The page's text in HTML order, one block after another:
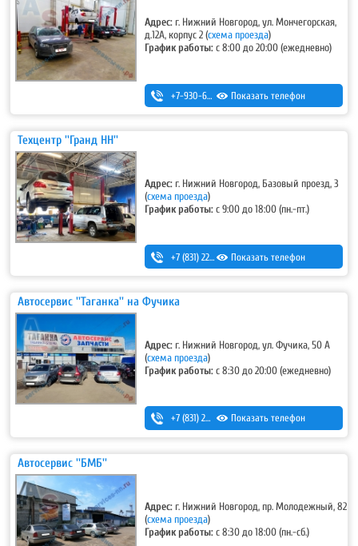
Адрес: г. Нижний Новгород, ул. Мончегорская,
д.12А, корпус 2(схема проезда)
График работы:с 8:00 до 20:00 (ежедневно)
+7-930-666-14-30 Показать телефон
Техцентр ''Гранд НН''
Адрес: г. Нижний Новгород, Базовый проезд, 3
(схема проезда)
График работы:с 9:00 до 18:00 (пн.-пт.)
+7 (831) 220-44-54 ,+7 (831) 220-44-55
Показать телефон
Автосервис ''Таганка'' на Фучика
Адрес: г. Нижний Новгород, ул. Фучика, 50 А
(схема проезда)
График работы:с 8:30 до 20:00 (ежедневно)
+7 (831) 256-85-42 ,+7 (831) 256-12-73
Показать телефон
Автосервис ''БМБ''
Адрес: г. Нижний Новгород, пр. Молодежный, 82
(схема проезда)
График работы:с 8:30 до 18:00 (пн.-сб.)